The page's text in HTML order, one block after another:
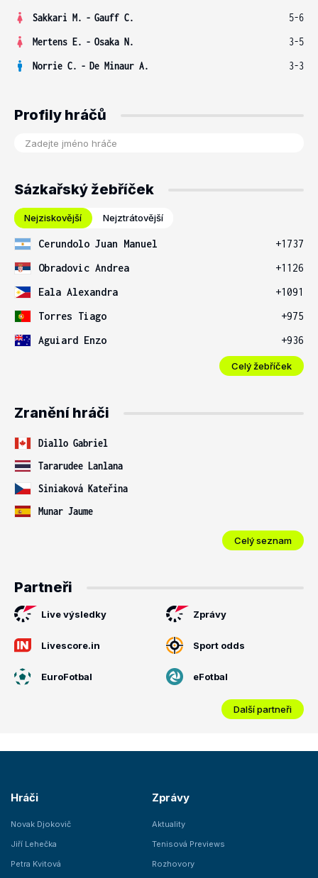
Sakkari M. - Gauff C.
5-6
Mertens E. - Osaka N.
3-5
Norrie C. - De Minaur A. 3-3
Profily hráčů
Sázkařský žebříček
Nejziskovější Nejztrátovější
Cerundolo Juan Manuel
+1737
Obradovic Andrea
+1126
Eala Alexandra
+1091
Torres Tiago
+975
Aguiard Enzo
+936
Celý žebříček
Zranění hráči
Diallo Gabriel
Tararudee Lanlana
Siniaková Kateřina
Munar Jaume
Celý seznam
Partneři
Live výsledky Zprávy
Livescore.in Sport odds
EuroFotbal eFotbal
Další partneři
Hráči
Novak Djokovič
Jiří Lehečka
Petra Kvitová
Zprávy
Aktuality
Tenisová Previews
Rozhovory